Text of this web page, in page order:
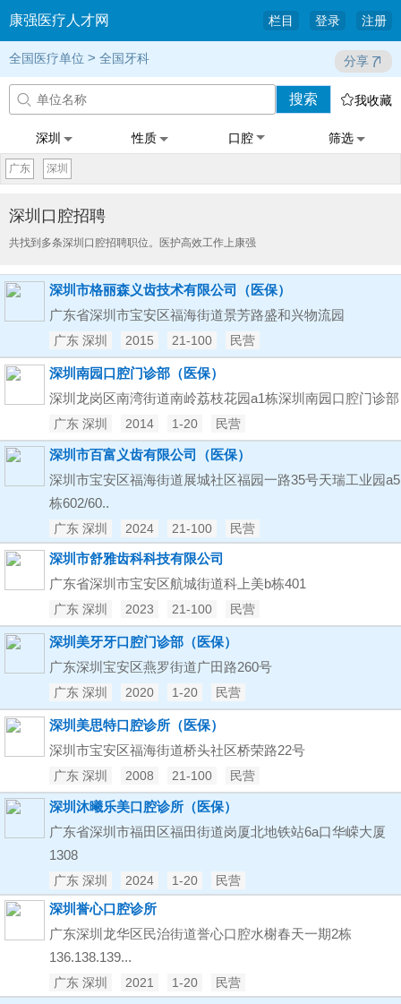
康强医疗人才网 栏目 登录 注册
全国医疗单位 > 全国牙科 分享
 搜索 我收藏
深圳 性质 口腔 筛选
广东 深圳
深圳口腔招聘
共找到多条深圳口腔招聘职位。医护高效工作上康强
深圳市格丽森义齿技术有限公司（医保）
广东省深圳市宝安区福海街道景芳路盛和兴物流园
广东 深圳 2015 21-100 民营
深圳南园口腔门诊部（医保）
深圳龙岗区南湾街道南岭荔枝花园a1栋深圳南园口腔门诊部
广东 深圳 2014 1-20 民营
深圳市百富义齿有限公司（医保）
深圳市宝安区福海街道展城社区福园一路35号天瑞工业园a5
栋602/60..
广东 深圳 2024 21-100 民营
深圳市舒雅齿科科技有限公司
广东省深圳市宝安区航城街道科上美b栋401
广东 深圳 2023 21-100 民营
深圳美牙牙口腔门诊部（医保）
广东深圳宝安区燕罗街道广田路260号
广东 深圳 2020 1-20 民营
深圳美思特口腔诊所（医保）
深圳市宝安区福海街道桥头社区桥荣路22号
广东 深圳 2008 21-100 民营
深圳沐曦乐美口腔诊所（医保）
广东省深圳市福田区福田街道岗厦北地铁站6a口华嵘大厦
1308
广东 深圳 2024 1-20 民营
深圳誉心口腔诊所
广东深圳龙华区民治街道誉心口腔水榭春天一期2栋
136.138.139...
广东 深圳 2021 1-20 民营